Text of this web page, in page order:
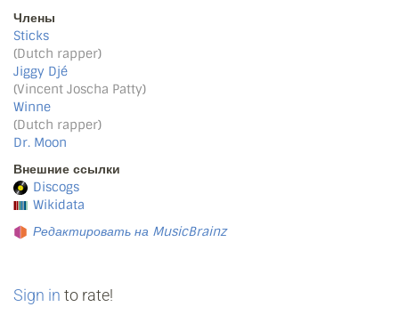
Члены
Sticks
(Dutch rapper)
Jiggy Djé
(Vincent Joscha Patty)
Winne
(Dutch rapper)
Dr. Moon
Внешние ссылки
Discogs
Wikidata
Редактировать на MusicBrainz
Sign in to rate!